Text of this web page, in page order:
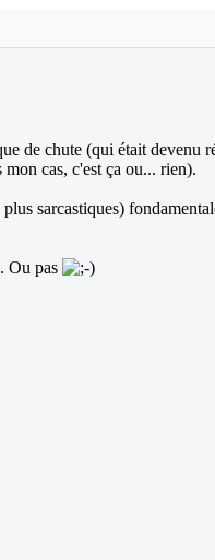
de chute (qui était
cas, c'est ça ou... rien).
sarcastiques)
Ou pas